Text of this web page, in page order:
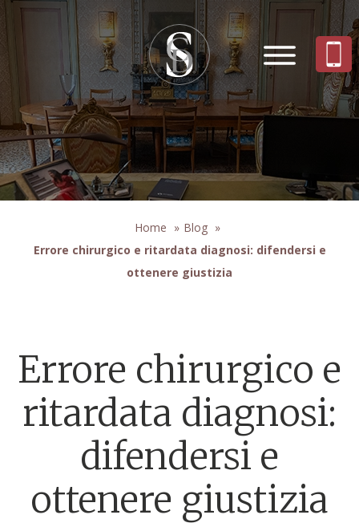
Home » Blog »
Errore chirurgico e ritardata diagnosi: difendersi e
ottenere giustizia
Errore chirurgico e
ritardata diagnosi:
difendersi e
ottenere giustizia